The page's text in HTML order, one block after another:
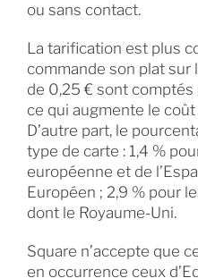
ou sans contact.
La tarification est plus
commande son plat sur
de 0,25 € sont
ce qui augmente le
D’autre part, le
type de carte : 1,4 %
européenne et de
Européen ; 2,9 % pour
dont le Royaume-Uni.
Square n’accepte que
en occurrence ceux